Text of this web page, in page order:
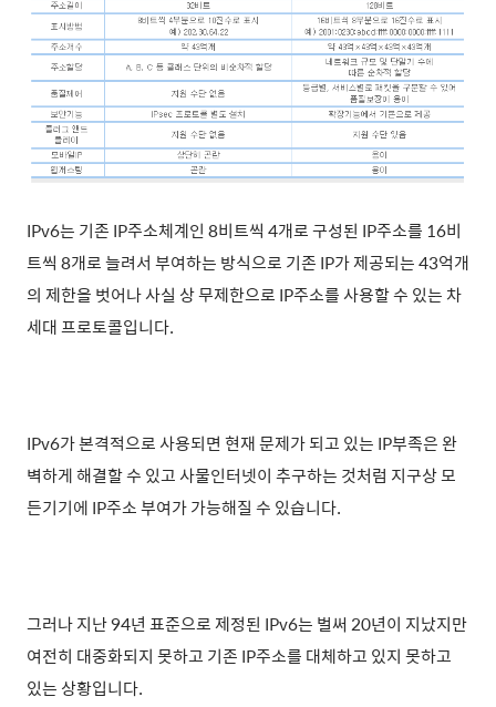
IPv6는 기존 IP주소체계인 8비트씩 4개로 구성된 IP주소를 16비
트씩 8개로 늘려서 부여하는 방식으로 기존 IP가 제공되는 43억개
의 제한을 벗어나 사실 상 무제한으로 IP주소를 사용할 수 있는 차
세대 프로토콜입니다.
IPv6가 본격적으로 사용되면 현재 문제가 되고 있는 IP부족은 완
벽하게 해결할 수 있고 사물인터넷이 추구하는 것처럼 지구상 모
든기기에 IP주소 부여가 가능해질 수 있습니다.
그러나 지난 94년 표준으로 제정된 IPv6는 벌써 20년이 지났지만
여전히 대중화되지 못하고 기존 IP주소를 대체하고 있지 못하고
있는 상황입니다.